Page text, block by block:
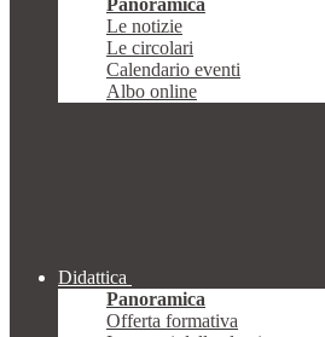
Panoramica
Le notizie
Le circolari
Calendario eventi
Albo online
Didattica
Panoramica
Offerta formativa